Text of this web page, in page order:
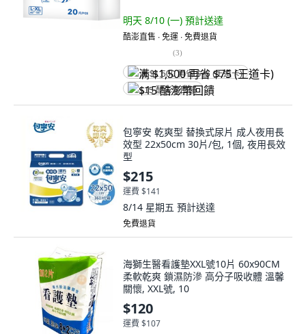
明天 8/10 (一) 預計送達
酷澎直售 ∙ 免運 ∙ 免費退貨
(3)
满 $1,500 再省 $75 (王道卡)
$15 酷澎幣回饋
包寧安 乾爽型 替換式尿片 成人夜用長
效型 22x50cm 30片/包, 1個, 夜用長效
型
$215
運費 $141
8/14 星期五 預計送達
免費退貨
海獅生醫看護墊XXL號10片 60x90CM
柔軟乾爽 鎖濕防滲 高分子吸收體 溫馨
關懷, XXL號, 10
$120
運費 $107